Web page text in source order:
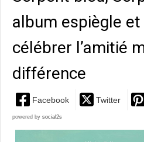
album espiègle
célébrer l’amitié
différence
Facebook Twitter
powered by social2s